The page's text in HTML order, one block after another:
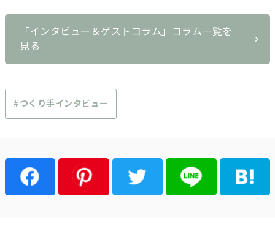
#つくり手インタビュー
「インタビュー＆ゲストコラム」コラム一覧を
見る